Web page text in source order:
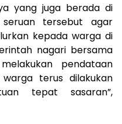
yang juga berada di
tersebut agar
kepada warga di
nagari bersama
pendataan
terus dilakukan
tepat sasaran”,